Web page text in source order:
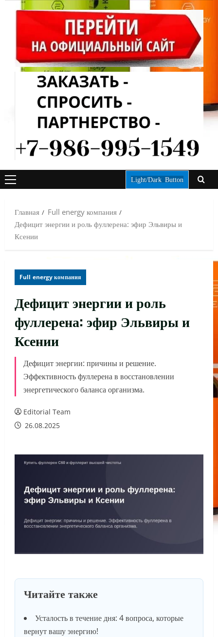
ОСНОВНОЕ
Light/Dark Button
Главная
Full energy компания
Дефицит энергии и роль фуллерена: эфир Эльвиры и
Ксении
Full energy компания
Дефицит энергии и роль
фуллерена: эфир Эльвиры и
Ксении
Дефицит энергии: причины и решение.
Эффективность фуллерена в восстановлении
энергетического баланса организма.
Editorial Team
26.08.2025
Читайте также
Усталость в течение дня: 4 вопроса, которые
вернут вашу энергию!